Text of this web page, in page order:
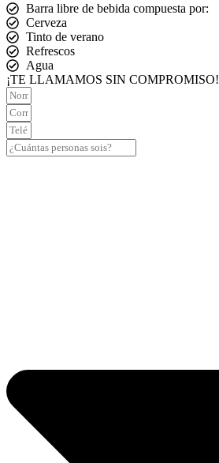
Barra libre de bebida compuesta por:
Cerveza
Tinto de verano
Refrescos
Agua
¡TE LLAMAMOS SIN COMPROMISO!